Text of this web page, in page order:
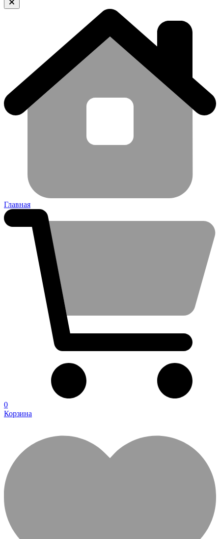
Главная
0
Корзина